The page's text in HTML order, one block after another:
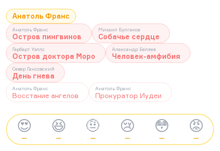
Анатоль Франс
Анатоль Франс
Остров пингвинов
Михаил Булгаков
Собачье сердце
Герберт Уэллс
Остров доктора Моро
Александр Беляев
Человек-амфибия
Север Гансовский
День гнева
Анатоль Франс
Восстание ангелов
Анатоль Франс
Прокуратор Иудеи
😍
—
😆
—
🤨
—
😢
—
😳
—
😡
—